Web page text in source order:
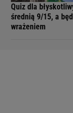
Quiz dla
średnią 9/15, a
wrażeniem